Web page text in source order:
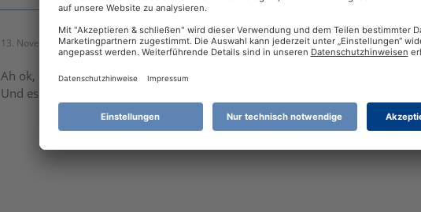
13. November 2025 um 07:27
Ah ok, dann eben nicht. Dann verstehe ich den Sinn der Kennzeichnungen
Und es wäre viel übersichtlicher in der ganzen Buchungsliste sofort